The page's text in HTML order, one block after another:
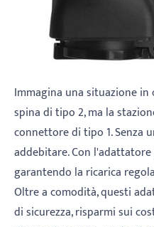
Immagina una situazione
spina di tipo 2, ma la
connettore di tipo 1. Senza
addebitare. Con
garantendo la ricarica
Oltre a comodità, questi
di sicurezza, risparmi sui